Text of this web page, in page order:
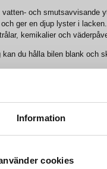
Information
cookies
och smutsavvisande
ger en djup lyster i lacken.
kemikalier och
kan du hålla bilen blank och
eller vax?
men en varm, djup